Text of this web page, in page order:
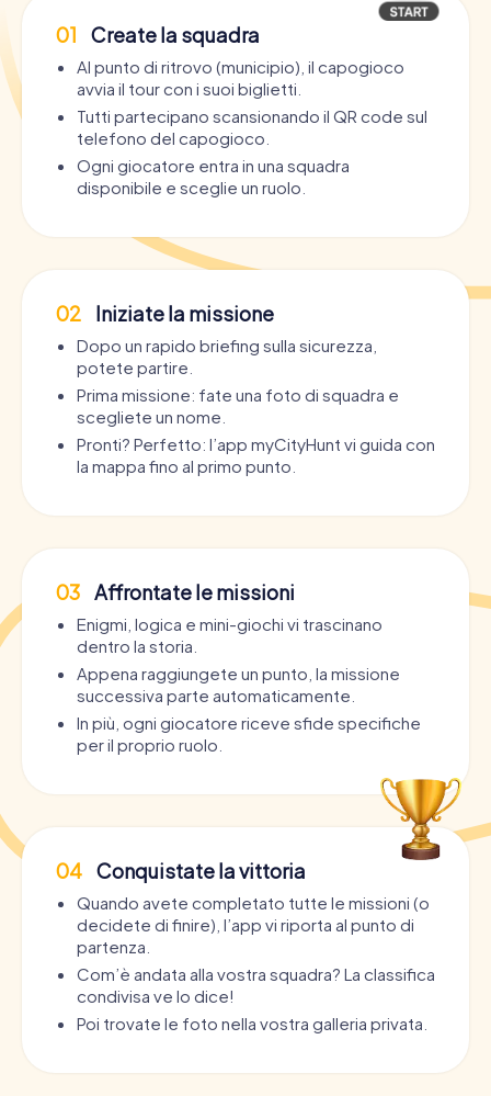
01 Create la squadra
Al punto di ritrovo (municipio), il capogioco
avvia il tour con i suoi biglietti.
Tutti partecipano scansionando il QR code sul
telefono del capogioco.
Ogni giocatore entra in una squadra
disponibile e sceglie un ruolo.
02 Iniziate la missione
Dopo un rapido briefing sulla sicurezza,
potete partire.
Prima missione: fate una foto di squadra e
scegliete un nome.
Pronti? Perfetto: l’app myCityHunt vi guida con
la mappa fino al primo punto.
03 Affrontate le missioni
Enigmi, logica e mini-giochi vi trascinano
dentro la storia.
Appena raggiungete un punto, la missione
successiva parte automaticamente.
In più, ogni giocatore riceve sfide specifiche
per il proprio ruolo.
04 Conquistate la vittoria
Quando avete completato tutte le missioni (o
decidete di finire), l’app vi riporta al punto di
partenza.
Com’è andata alla vostra squadra? La classifica
condivisa ve lo dice!
Poi trovate le foto nella vostra galleria privata.